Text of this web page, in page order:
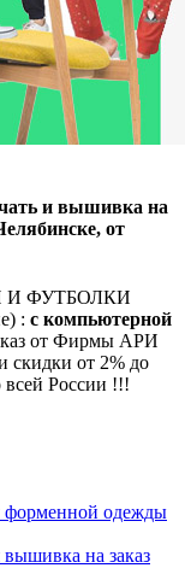
и вышивка на
от
И ФУТБОЛКИ
: с компьютерной
от Фирмы АРИ
от 2% до
всей России !!!
форменной одежды
на заказ